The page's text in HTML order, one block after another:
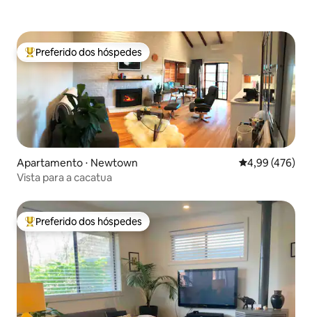
Entre os melhores preferidos dos hóspedes
Preferido dos hóspedes
Apartamento ⋅ Newtown 4,99 de uma
4,99 (476)
Vista para a cacatua
Entre os melhores preferidos dos hóspedes
Preferido dos hóspedes